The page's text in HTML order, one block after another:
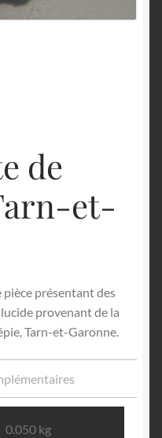
de
et-
présentant des
provenant de la
Tarn-et-Garonne.
0.050 kg